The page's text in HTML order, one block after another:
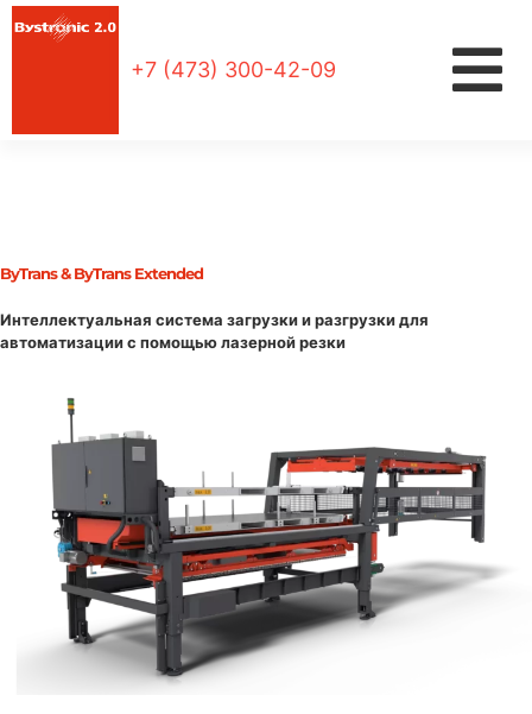
+7 (473) 300-42-09
ByTrans & ByTrans Extended
Интеллектуальная система загрузки и разгрузки для
автоматизации с помощью лазерной резки